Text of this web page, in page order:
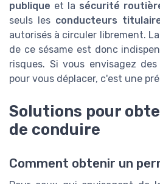
publique et la sécurité
seuls les conducteurs
autorisés à circuler librement.
de ce sésame est donc
risques. Si vous envisagez des
pour vous déplacer, c'est une
Solutions pour
de conduire
Comment obtenir un